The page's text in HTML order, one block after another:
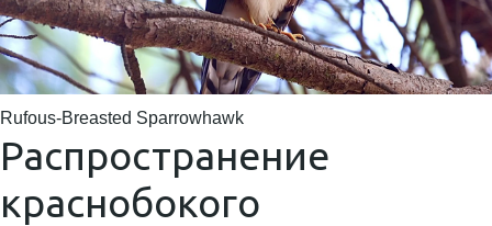
Rufous-Breasted Sparrowhawk
Распространение
краснобокого